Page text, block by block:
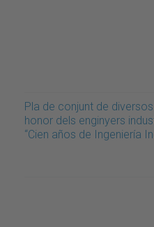
Pla de conjunt de
honor dels enginyers
“Cien años de Ingeniería